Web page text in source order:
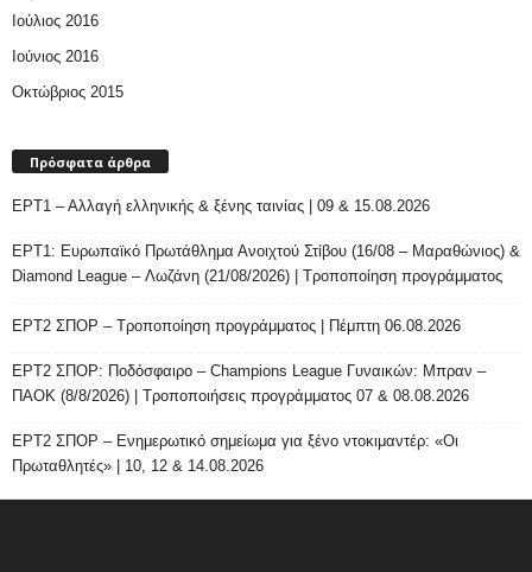
Ιούλιος 2016
Ιούνιος 2016
Οκτώβριος 2015
Πρόσφατα άρθρα
ΕΡΤ1 – Αλλαγή ελληνικής & ξένης ταινίας | 09 & 15.08.2026
ΕΡΤ1: Ευρωπαϊκό Πρωτάθλημα Ανοιχτού Στίβου (16/08 – Μαραθώνιος) &
Diamond League – Λωζάνη (21/08/2026) | Τροποποίηση προγράμματος
ΕΡΤ2 ΣΠΟΡ – Τροποποίηση προγράμματος | Πέμπτη 06.08.2026
ΕΡΤ2 ΣΠΟΡ: Ποδόσφαιρο – Champions League Γυναικών: Μπραν –
ΠΑΟΚ (8/8/2026) | Τροποποιήσεις προγράμματος 07 & 08.08.2026
ΕΡΤ2 ΣΠΟΡ – Ενημερωτικό σημείωμα για ξένο ντοκιμαντέρ: «Οι
Πρωταθλητές» | 10, 12 & 14.08.2026